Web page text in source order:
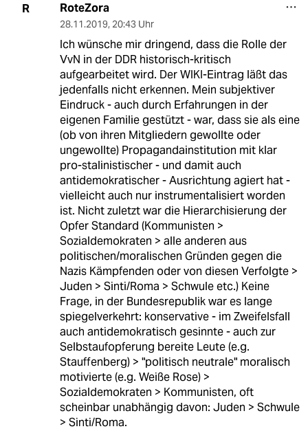
R RoteZora
28.11.2019, 20:43 Uhr
Ich wünsche mir dringend, dass die Rolle der
VvN in der DDR historisch-kritisch
aufgearbeitet wird. Der WIKI-Eintrag läßt das
jedenfalls nicht erkennen. Mein subjektiver
Eindruck - auch durch Erfahrungen in der
eigenen Familie gestützt - war, dass sie als eine
(ob von ihren Mitgliedern gewollte oder
ungewollte) Propagandainstitution mit klar
pro-stalinistischer - und damit auch
antidemokratischer - Ausrichtung agiert hat -
vielleicht auch nur instrumentalisiert worden
ist. Nicht zuletzt war die Hierarchisierung der
Opfer Standard (Kommunisten >
Sozialdemokraten > alle anderen aus
politischen/moralischen Gründen gegen die
Nazis Kämpfenden oder von diesen Verfolgte >
Juden > Sinti/Roma > Schwule etc.) Keine
Frage, in der Bundesrepublik war es lange
spiegelverkehrt: konservative - im Zweifelsfall
auch antidemokratisch gesinnte - auch zur
Selbstaufopferung bereite Leute (e.g.
Stauffenberg) > "politisch neutrale" moralisch
motivierte (e.g. Weiße Rose) >
Sozialdemokraten > Kommunisten, oft
scheinbar unabhängig davon: Juden > Schwule
> Sinti/Roma.